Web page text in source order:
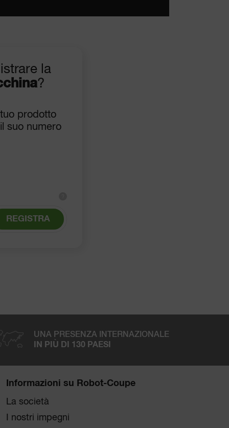
la
?
prodotto
suo numero
REGISTRA
UNA PRESENZA INTERNAZIONALE
IN PIÙ DI 130 PAESI
Informazioni su Robot-Coupe
La società
I nostri impegni